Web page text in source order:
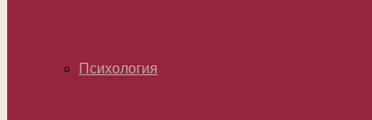
Психология